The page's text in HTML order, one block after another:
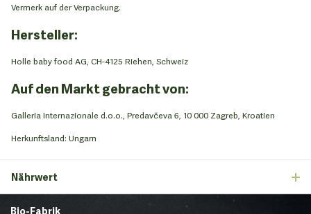
Vermerk auf der Verpackung.
Hersteller:
Holle baby food AG, CH-4125 Riehen, Schweiz
Auf den Markt gebracht von:
Galleria Internazionale d.o.o., Predavčeva 6, 10 000 Zagreb, Kroatien
Herkunftsland: Ungarn
Nährwert
Bio-Fabrik